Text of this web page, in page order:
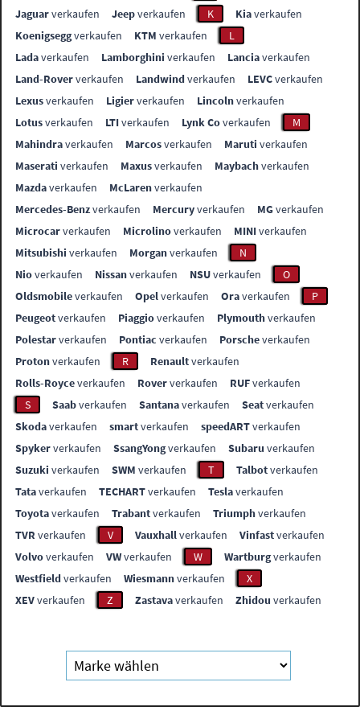
Jaguarverkaufen Jeepverkaufen K Kiaverkaufen
Koenigseggverkaufen KTM verkaufen
L
Ladaverkaufen Lamborghini verkaufen Lanciaverkaufen
Land-Roververkaufen Landwindverkaufen LEVCverkaufen
Lexusverkaufen Ligierverkaufen Lincolnverkaufen
Lotusverkaufen LTIverkaufen Lynk Coverkaufen
M
Mahindraverkaufen Marcosverkaufen Maruti verkaufen
Maserati verkaufen Maxusverkaufen Maybachverkaufen
Mazdaverkaufen McLarenverkaufen
Mercedes-Benzverkaufen Mercuryverkaufen MGverkaufen
Microcarverkaufen Microlinoverkaufen MINIverkaufen
Mitsubishi verkaufen Morganverkaufen
N
Nioverkaufen Nissanverkaufen NSUverkaufen
O
Oldsmobileverkaufen Opelverkaufen Oraverkaufen
P
Peugeotverkaufen Piaggioverkaufen Plymouthverkaufen
Polestarverkaufen Pontiac verkaufen Porscheverkaufen
Protonverkaufen R Renaultverkaufen
Rolls-Royceverkaufen Roververkaufen RUFverkaufen
S
Saabverkaufen Santanaverkaufen Seatverkaufen
Skodaverkaufen smartverkaufen speedARTverkaufen
Spykerverkaufen SsangYongverkaufen Subaru verkaufen
Suzuki verkaufen SWM verkaufen T Talbotverkaufen
Tataverkaufen TECHARTverkaufen Teslaverkaufen
Toyotaverkaufen Trabantverkaufen Triumphverkaufen
TVR verkaufen V Vauxhallverkaufen Vinfastverkaufen
Volvoverkaufen VWverkaufen W Wartburgverkaufen
Westfieldverkaufen Wiesmannverkaufen
X
XEVverkaufen Z Zastavaverkaufen Zhidou verkaufen